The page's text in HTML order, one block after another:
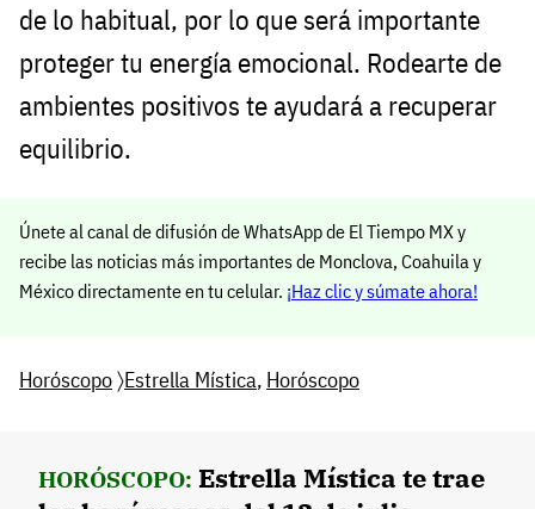
de lo habitual, por lo que será importante
proteger tu energía emocional. Rodearte de
ambientes positivos te ayudará a recuperar
equilibrio.
Únete al canal de difusión de WhatsApp de El Tiempo MX y
recibe las noticias más importantes de Monclova, Coahuila y
México directamente en tu celular. ¡Haz clic y súmate ahora!
Horóscopo〉Estrella Mística, Horóscopo
HORÓSCOPO: Estrella Mística te trae